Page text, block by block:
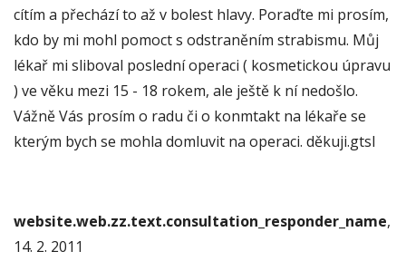
cítím a přechází to až v bolest hlavy. Poraďte mi prosím,
kdo by mi mohl pomoct s odstraněním strabismu. Můj
lékař mi sliboval poslední operaci ( kosmetickou úpravu
) ve věku mezi 15 - 18 rokem, ale ještě k ní nedošlo.
Vážně Vás prosím o radu či o konmtakt na lékaře se
kterým bych se mohla domluvit na operaci. děkuji.gtsl
website.web.zz.text.consultation_responder_name,
14. 2. 2011